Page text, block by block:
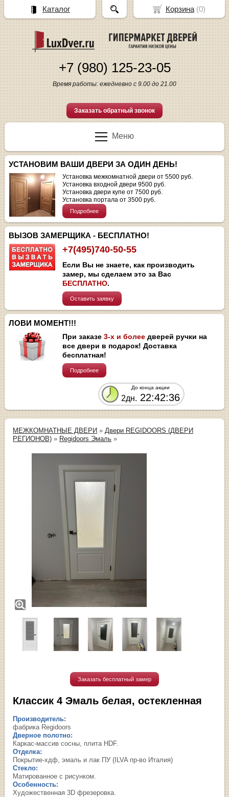
+7 (980) 125-23-05
Время работы: ежедневно с 9.00 до 21.00
Заказать обратный звонок
Меню
УСТАНОВИМ ВАШИ ДВЕРИ ЗА ОДИН ДЕНЬ!
Установка межкомнатной двери от 5500 руб.
Установка входной двери 9500 руб.
Установка двери купе от 7500 руб.
Установка портала от 3500 руб.
Подробнее
ВЫЗОВ ЗАМЕРЩИКА - БЕСПЛАТНО!
+7(495)740-50-55
Если Вы не знаете, как производить
замер, мы сделаем это за Вас
БЕСПЛАТНО.
Оставить заявку
ЛОВИ МОМЕНТ!!!
При заказе3-х и более дверей ручки на
все двери в подарок! Доставка
бесплатная!
Подробнее
До конца акции
2дн. 22:42:35
МЕЖКОМНАТНЫЕ ДВЕРИ » Двери REGIDOORS (ДВЕРИ
РЕГИОНОВ) » Regidoors Эмаль »
Заказать бесплатный замер
Классик 4 Эмаль белая, остекленная
Производитель:
фабрика Regidoors
Дверное полотно:
Каркас-массив сосны, плита HDF.
Отделка:
Покрытие-хдф, эмаль и лак ПУ (ILVA пр-во Италия)
Стекло:
Матированное с рисунком.
Особенность:
Художественная 3D фрезеровка.
Корзина(0)
Каталог